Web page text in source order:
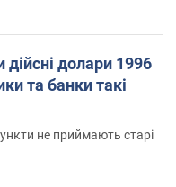
долари 1996
та банки такі
не приймають старі